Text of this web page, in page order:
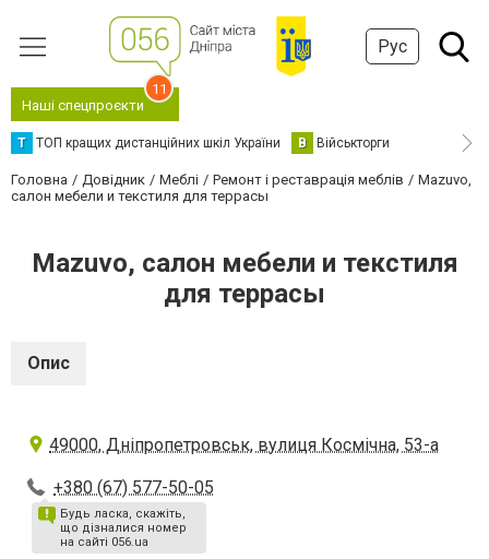
Рус
Наші спецпроєкти
11
Т ТОП кращих дистанційних шкіл України В Військторги
Головна Довідник Меблі Ремонт і реставрація меблів
Mazuvo,
салон мебели и текстиля для террасы
Mazuvo, салон мебели и текстиля
для террасы
Опис
49000, Дніпропетровськ, вулиця Космічна, 53-а
+380 (67) 577-50-05
Будь ласка, скажіть,
що дізналися номер
на сайті 056.ua